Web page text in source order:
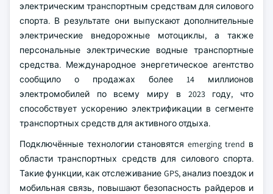
электрическим транспортным средствам для силового
спорта. В результате они выпускают дополнительные
электрические внедорожные мотоциклы, а также
персональные электрические водные транспортные
средства. Международное энергетическое агентство
сообщило о продажах более 14 миллионов
электромобилей по всему миру в 2023 году, что
способствует ускорению электрификации в сегменте
транспортных средств для активного отдыха.
Подключённые технологии становятся emerging trend в
области транспортных средств для силового спорта.
Такие функции, как отслеживание GPS, анализ поездок и
мобильная связь, повышают безопасность райдеров и